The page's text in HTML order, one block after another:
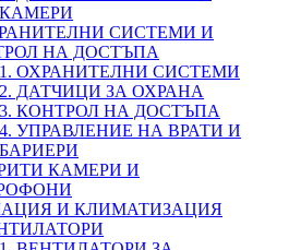
КАМЕРИ
СИСТЕМИ И
НА ДОСТЪПА
1. ОХРАНИТЕЛНИ СИСТЕМИ
2. ДАТЧИЦИ ЗА ОХРАНА
3. КОНТРОЛ НА ДОСТЪПА
4. УПРАВЛЕНИЕ НА ВРАТИ И
БАРИЕРИ
КАМЕРИ И
И КЛИМАТИЗАЦИЯ